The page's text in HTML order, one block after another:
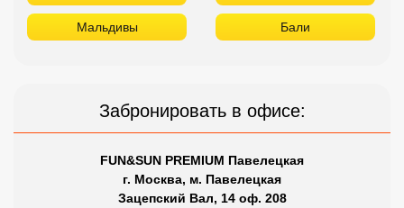
Мальдивы Бали
Забронировать в офисе:
FUN&SUN PREMIUM Павелецкая
г. Москва, м. Павелецкая
Зацепский Вал, 14 оф. 208